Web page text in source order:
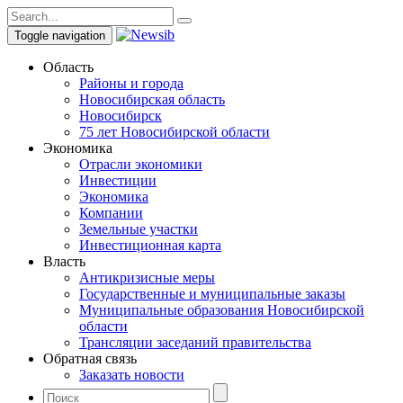
Toggle navigation
Область
Районы и города
Новосибирская область
Новосибирск
75 лет Новосибирской области
Экономика
Отрасли экономики
Инвестиции
Экономика
Компании
Земельные участки
Инвестиционная карта
Власть
Антикризисные меры
Государственные и муниципальные заказы
Муниципальные образования Новосибирской
области
Трансляции заседаний правительства
Обратная связь
Заказать новости